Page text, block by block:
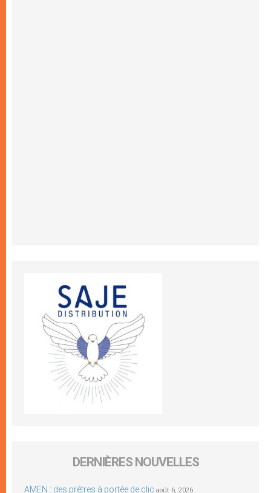
DERNIÈRES NOUVELLES
AMEN : des prêtres à portée de clic août 6, 2026